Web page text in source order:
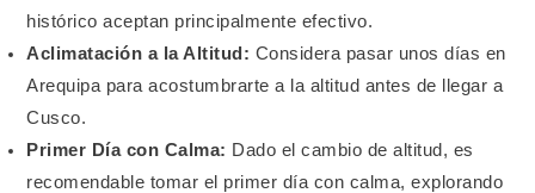
histórico aceptan principalmente efectivo.
Aclimatación a la Altitud: Considera pasar unos días en
Arequipa para acostumbrarte a la altitud antes de llegar a
Cusco.
Primer Día con Calma: Dado el cambio de altitud, es
recomendable tomar el primer día con calma, explorando